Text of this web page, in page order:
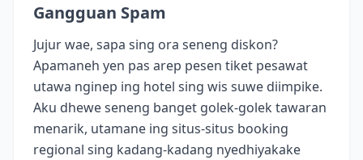
Gangguan Spam
Jujur wae, sapa sing ora seneng diskon?
Apamaneh yen pas arep pesen tiket pesawat
utawa nginep ing hotel sing wis suwe diimpike.
Aku dhewe seneng banget golek-golek tawaran
menarik, utamane ing situs-situs booking
regional sing kadang-kadang nyedhiyakake